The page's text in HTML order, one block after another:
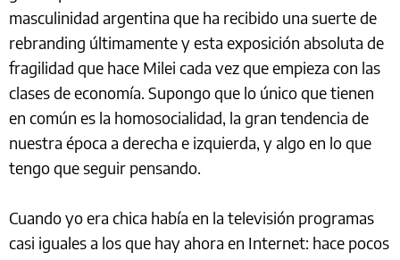
masculinidad argentina que ha recibido una suerte de
rebranding últimamente y esta exposición absoluta de
fragilidad que hace Milei cada vez que empieza con las
clases de economía. Supongo que lo único que tienen
en común es la homosocialidad, la gran tendencia de
nuestra época a derecha e izquierda, y algo en lo que
tengo que seguir pensando.
Cuando yo era chica había en la televisión programas
casi iguales a los que hay ahora en Internet: hace pocos